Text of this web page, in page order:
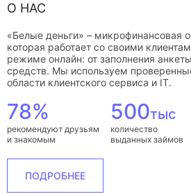
О НАС
«Белые деньги» – микрофинансовая
которая работает со своими
режиме онлайн: от заполнения
средств. Мы используем
области клиентского сервиса и IT.
78%
рекомендуют друзьям
и знакомым
500тыс
количество
выданных займов
ПОДРОБНЕЕ